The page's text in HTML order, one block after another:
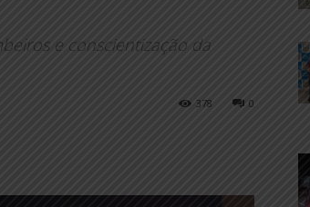
e conscientização da
0
378